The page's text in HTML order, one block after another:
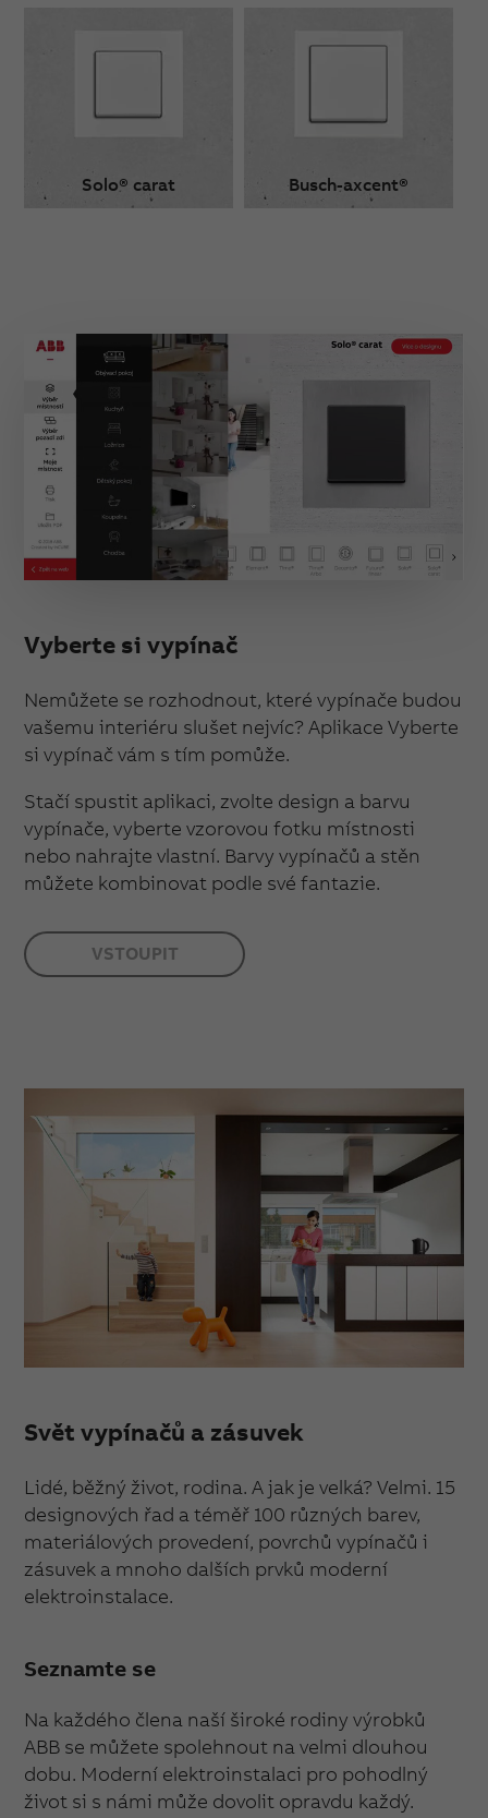
Solo® carat Busch-axcent®
Vyberte si vypínač
Nemůžete se rozhodnout, které vypínače budou
vašemu interiéru slušet nejvíc? Aplikace Vyberte
si vypínač vám s tím pomůže.
Stačí spustit aplikaci, zvolte design a barvu
vypínače, vyberte vzorovou fotku místnosti
nebo nahrajte vlastní. Barvy vypínačů a stěn
můžete kombinovat podle své fantazie.
VSTOUPIT
Svět vypínačů a zásuvek
Lidé, běžný život, rodina. A jak je velká? Velmi. 15
designových řad a téměř 100 různých barev,
materiálových provedení, povrchů vypínačů i
zásuvek a mnoho dalších prvků moderní
elektroinstalace.
Seznamte se
Na každého člena naší široké rodiny výrobků
ABB se můžete spolehnout na velmi dlouhou
dobu. Moderní elektroinstalaci pro pohodlný
život si s námi může dovolit opravdu každý.